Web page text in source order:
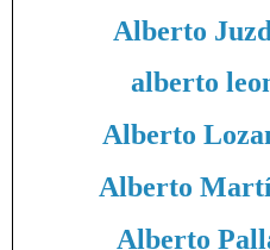
Alberto
alberto
Alberto
Alberto
Alberto